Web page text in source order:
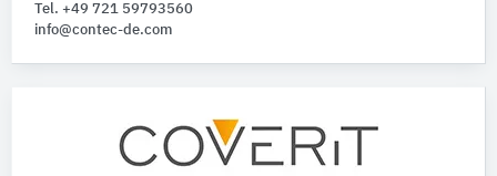
Tel. +49 721 59793560
info@contec-de.com